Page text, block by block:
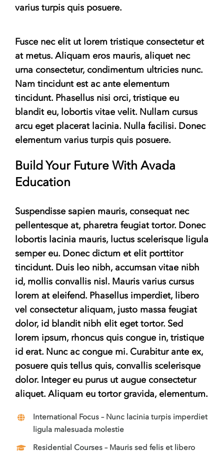
varius turpis quis posuere.
Fusce nec elit ut lorem tristique consectetur et
at metus. Aliquam eros mauris, aliquet nec
urna consectetur, condimentum ultricies nunc.
Nam tincidunt est ac ante elementum
tincidunt. Phasellus nisi orci, tristique eu
blandit eu, lobortis vitae velit. Nullam cursus
arcu eget placerat lacinia. Nulla facilisi. Donec
elementum varius turpis quis posuere.
Build Your Future With Avada
Education
Suspendisse sapien mauris, consequat nec
pellentesque at, pharetra feugiat tortor. Donec
lobortis lacinia mauris, luctus scelerisque ligula
semper eu. Donec dictum et elit porttitor
tincidunt. Duis leo nibh, accumsan vitae nibh
id, mollis convallis nisl. Mauris varius cursus
lorem at eleifend. Phasellus imperdiet, libero
vel consectetur aliquam, justo massa feugiat
dolor, id blandit nibh elit eget tortor. Sed
lorem ipsum, rhoncus quis congue in, tristique
id erat. Nunc ac congue mi. Curabitur ante ex,
posuere quis tellus quis, convallis scelerisque
dolor. Integer eu purus ut augue consectetur
aliquet. Aliquam eu tortor gravida, elementum.
International Focus – Nunc lacinia turpis imperdiet
ligula malesuada molestie
Residential Courses – Mauris sed felis et libero